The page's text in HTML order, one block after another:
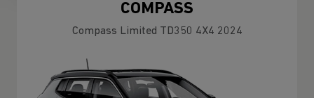
COMPASS
Compass Limited TD350 4X4 2024